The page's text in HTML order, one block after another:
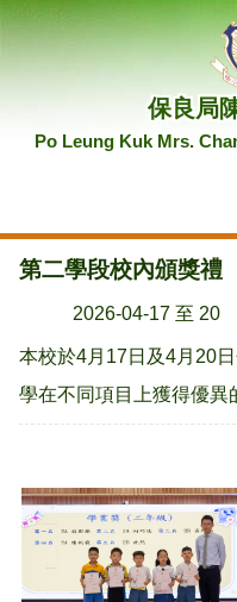
保良局
Po Leung Kuk Mrs.
第二學段校內頒獎禮
2026-04-17 至 20
本校於4月17日及4月20
學在不同項目上獲得優異